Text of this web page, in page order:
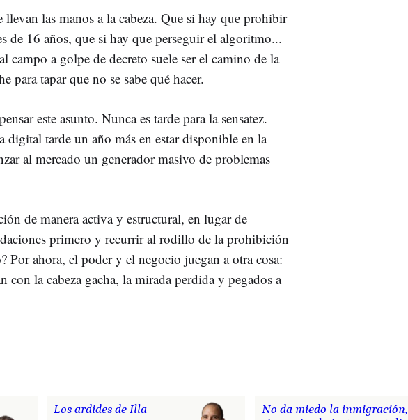
llevan las manos a la cabeza. Que si hay que prohibir
de 16 años, que si hay que perseguir el algoritmo...
campo a golpe de decreto suele ser el camino de la
para tapar que no se sabe qué hacer.
este asunto. Nunca es tarde para la sensatez.
digital tarde un año más en estar disponible en la
al mercado un generador masivo de problemas
de manera activa y estructural, en lugar de
primero y recurrir al rodillo de la prohibición
Por ahora, el poder y el negocio juegan a otra cosa:
con la cabeza gacha, la mirada perdida y pegados a
Los ardides de Illa
No da miedo la inmigración,